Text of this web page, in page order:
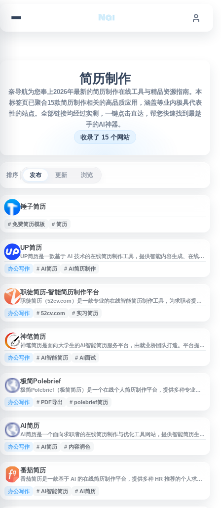
简历制作
奈导航为您奉上2026年最新的简历制作在线工具与精品资源指南。本
标签页已聚合15款简历制作相关的高品质应用，涵盖等业内极具代表
性的站点。全部链接均经过实测，一键点击直达，帮您快速找到最趁
手的AI神器。
收录了 15 个网站
排序 发布 更新 浏览
锤子简历
# 免费简历模板 # 简历
UP简历
UP简历是一款基于 AI 技术的在线简历制作工具，提供智能内容生成、在线编
辑、多种简历模板、中英文切换及 PDF 导出等功能。适用于求职简历和个人
简历制作，帮助用户快速整理经历、优化简历内容并完成专业排版。
办公写作 # AI简历 # AI简历制作
职徒简历-智能简历制作平台
职徒简历（52cv.com）是一款专业的在线智能简历制作工具，为求职者提供
简历撰写、优化和管理服务。平台内置丰富的中英文简历模板库，覆盖金融、
互联网、咨询、快消等主流行业，适配应届生求职、实习申请、研究生升学等
还提供大量真实
办公写作 # 52cv.com # 实习简历
神笔简历
神笔简历是面向大学生的AI智能简历服务平台，由就业桥团队打造。平台提供
AI简历制作、AI模拟面试、AI职场指导等一站式就业服务，帮助求职者提升简
历质量和面试技巧。通过人工智能技术，用户可以快速生成符合行业规范的个
办公写作 # AI智能简历 # AI面试
极简Polebrief
极简Polebrief（极简简历）是一个在线个人简历制作平台，提供多种专业、
简洁的简历模板，适合求职者快速创建个人简历。用户可在线编辑简历内容，
并支持将制作完成的简历下载为图片、PDF、Word等格式，便于投递、保存
办公写作 # PDF导出 # polebrief简历
AI简历
AI简历是一个面向求职者的在线简历制作与优化工具网站，提供智能简历生
成、内容润色、排版美化等相关服务，帮助用户提升简历撰写效率与展示效
果。网站适用于应届生、职场人士及有求职需求的用户，可用于制作中文简
办公写作 # AI简历 # 内容润色
番茄简历
番茄简历是一款基于 AI 的在线简历制作平台，提供多种 HR 推荐的个人求职
简历模板，涵盖中文简历、双栏简历、简洁风格简历等类型。用户可在线编辑
个人简历，借助智能辅助提升内容表达，并支持一键导出 PDF 或图片格式，
办公写作 # AI智能简历 # AI简历